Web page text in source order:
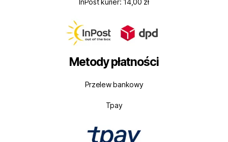
Metody płatności
Przelew bankowy
Tpay